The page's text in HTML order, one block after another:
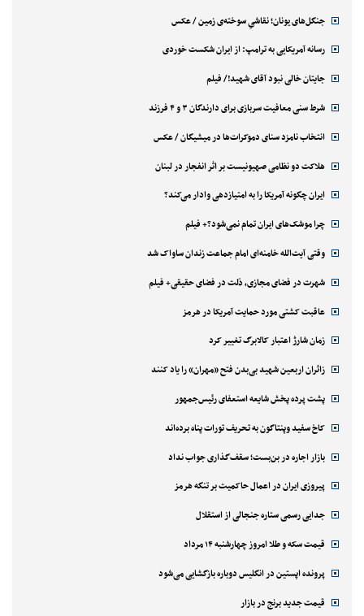
جنگل‌های یونان؛ نقاشیِ سوخته‌ی زمین / عکس
رسانه آمریکایی به ترامپ: از ایران شکست خوردی
جایتان خالی نبود آقای شهید!/ فیلم
شرط سنی معافیت سربازی برای دارندگان ۳ و ۴ فرزند
انتخاب نامزد سنای دموکرات‌ها در میشیگان / عکس
هلاکت دو نظامی صهیونیست بر اثر انفجار در لبنان
ایران چگونه آمریکا را به امتیازدهی وادار می‌کند؟
چرا موشک‌های ایران تمام نمی‌شود؟+ فیلم
وقتی آیت‌الله خامنه‌ای امام جماعت زندان ساواک شد
شهرت در فضای مجازی، ذلت در فضای حقیقی+ فیلم
عاقبت کشتی مورد حمایت آمریکا در هرمز
زمان شارژ اعتبار کالابرگ تغییر کرد
زائران اربعین شهید بی‌بدن فتح «مهران» را یاد کنند
پشت پرده پخش شایعه استعفای رئیس‌جمهور
کاخ سفید وپنتاگون به تحریف تورات پناه برده‌اند
بازار اجاره در بن‌بست؛ سقف‌گذاری جواب نداد
پیروزی ایران در اعمال حاکمیت بر تنگه هرمز
جدایی رسمی ستاره جنجالی از استقلال
قیمت سکه و طلا امروز چهارشنبه ۱۴ مرداد
پرونده اپستین در انگلیس دوباره بازگشایی می‌شود
قیمت جدید برنج در بازار